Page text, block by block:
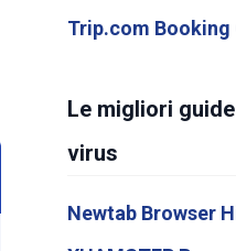
Trip.com
Le migliori
virus
Newtab Browser